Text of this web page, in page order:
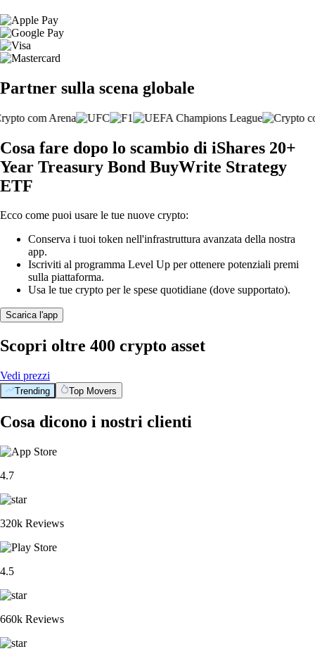
Partner sulla scena globale
Cosa fare dopo lo scambio di iShares 20+
Year Treasury Bond BuyWrite Strategy
ETF
Ecco come puoi usare le tue nuove crypto:
Conserva i tuoi token nell'infrastruttura avanzata della nostra
app.
Iscriviti al programma Level Up per ottenere potenziali premi
sulla piattaforma.
Usa le tue crypto per le spese quotidiane (dove supportato).
Scarica l'app
Scopri oltre 400 crypto asset
Vedi prezzi
Trending Top Movers
Cosa dicono i nostri clienti
4.7
320k Reviews
4.5
660k Reviews